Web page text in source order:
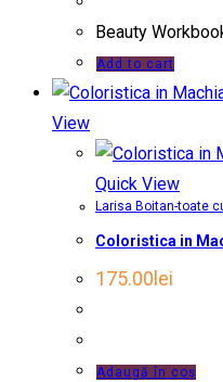
Beauty
Add to cart
View
Quick View
Larisa Boitan-toate
Coloristica in
175.00 lei
Adaugă în coș